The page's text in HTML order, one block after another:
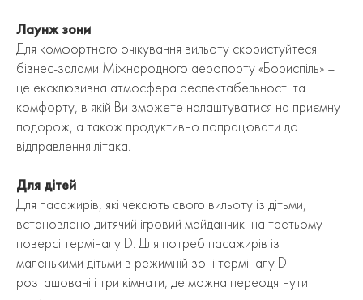
Лаунж зони
Для комфортного очікування вильоту скористуйтеся
бізнес-залами Міжнародного аеропорту «Бориспіль» –
це ексклюзивна атмосфера респектабельності та
комфорту, в якій Ви зможете налаштуватися на приємну
подорож, а також продуктивно попрацювати до
відправлення літака.
Для дітей
Для пасажирів, які чекають свого вильоту із дітьми,
встановлено дитячий ігровий майданчик на третьому
поверсі терміналу D. Для потреб пасажирів із
маленькими дітьми в режимній зоні терміналу D
розташовані і три кімнати, де можна переодягнути